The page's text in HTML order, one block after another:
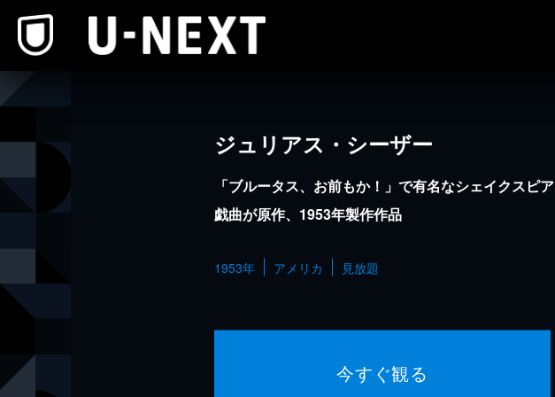
ジュリアス・シーザー
「ブルータス、お前もか！」で有名なシェイクスピア
戯曲が原作、1953年製作作品
1953年 アメリカ 見放題
今すぐ観る